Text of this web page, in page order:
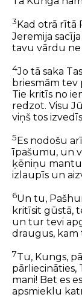
3 Kad otrā rītā
Jeremija
tavu vārdu ne
4Jo tā saka
briesmām tev
Tie kritīs no
redzot. Visu
viņš tos
5 Es nodošu
īpašumu, un
ķēniņu mantu
izlaupīs un
6Un tu,
kritīsit gūstā,
un tur tevi
draugus, kam
7Tu, Kungs,
pārliecināties,
mani! Bet es
apsmieklu